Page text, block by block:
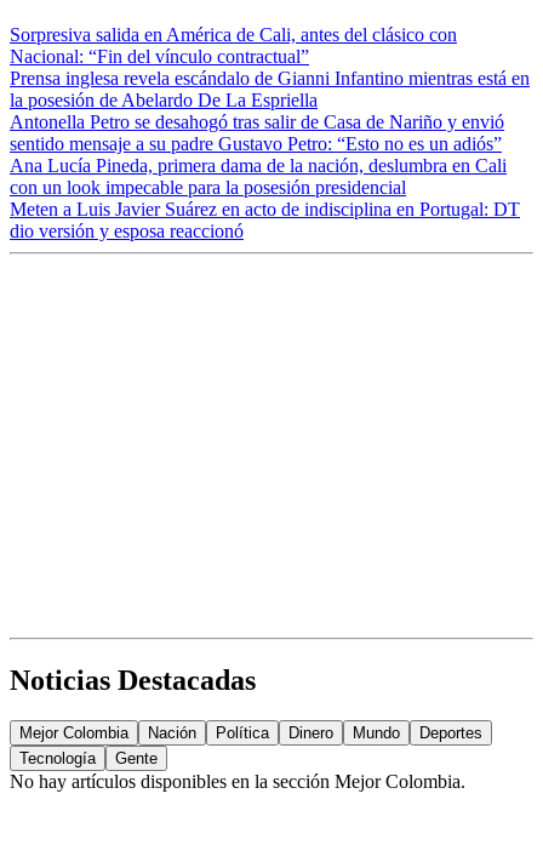
Sorpresiva salida en América de Cali, antes del clásico con
Nacional: “Fin del vínculo contractual”
Prensa inglesa revela escándalo de Gianni Infantino mientras está en
la posesión de Abelardo De La Espriella
Antonella Petro se desahogó tras salir de Casa de Nariño y envió
sentido mensaje a su padre Gustavo Petro: “Esto no es un adiós”
Ana Lucía Pineda, primera dama de la nación, deslumbra en Cali
con un look impecable para la posesión presidencial
Meten a Luis Javier Suárez en acto de indisciplina en Portugal: DT
dio versión y esposa reaccionó
Noticias Destacadas
Mejor Colombia Nación Política Dinero Mundo
Deportes
Tecnología
Gente
No hay artículos disponibles en la sección Mejor Colombia.